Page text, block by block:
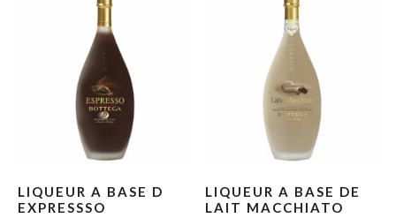
LIQUEUR A BASE D
EXPRESSSO
LIQUEUR A BASE DE
LAIT MACCHIATO